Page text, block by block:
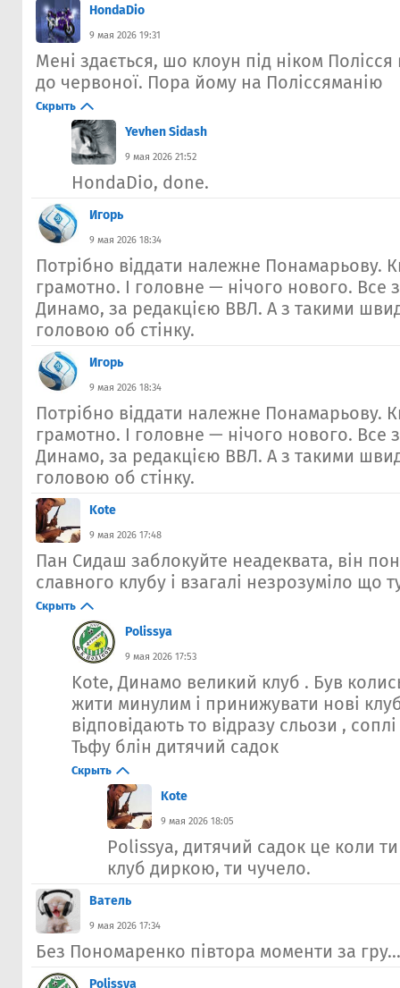
HondaDio
9 мая 2026 19:31
Мені здається, шо клоун під ніком
до червоної. Пора йому на Поліссяманію
Скрыть
Yevhen Sidash
9 мая 2026 21:52
HondaDio, done.
Игорь
9 мая 2026 18:34
Потрібно віддати належне Понамарьову.
грамотно. І головне — нічого нового. Все
Динамо, за редакцією ВВЛ. А з такими
головою об стінку.
Игорь
9 мая 2026 18:34
Потрібно віддати належне Понамарьову.
грамотно. І головне — нічого нового. Все
Динамо, за редакцією ВВЛ. А з такими
головою об стінку.
Kote
9 мая 2026 17:48
Пан Сидаш заблокуйте неадеквата, він
славного клубу і взагалі незрозуміло що
Скрыть
Polissya
9 мая 2026 17:53
Kote, Динамо великий клуб . Був
жити минулим і принижувати нові
відповідають то відразу сльози ,
Тьфу блін дитячий садок
Скрыть
Kote
9 мая 2026 18:05
Polissya, дитячий садок це коли
клуб диркою, ти чучело.
Ватель
9 мая 2026 17:34
Без Пономаренко півтора моменти за гру...
Polissya